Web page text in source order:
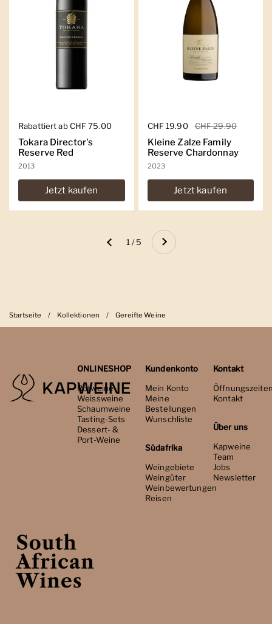
Regulärer Preis
Rabattiert ab CHF 75.00
Tokara Director's
Reserve Red
2013
Jetzt kaufen
Regulärer Preis
CHF 19.90 Sale-Preis
CHF 29.90
Kleine Zalze Family
Reserve Chardonnay
2023
Jetzt kaufen
Zurück 1 / 5 Weiter
Startseite / Kollektionen / Gereifte Weine
ONLINESHOP
Rotweine
Weissweine
Schaumweine
Tasting-Sets
Dessert- &
Port-Weine
Kundenkonto
Mein Konto
Meine
Bestellungen
Wunschliste
Südafrika
Weingebiete
Weingüter
Weinbewertungen
Reisen
Kontakt
Kontakt
Über uns
Kapweine
Team
Jobs
Newsletter